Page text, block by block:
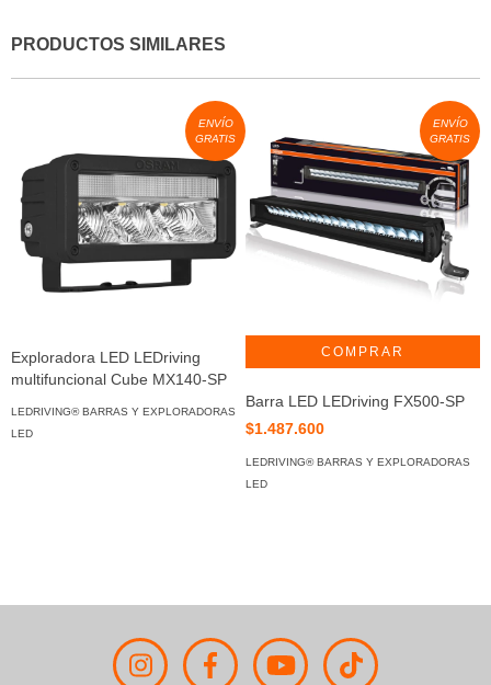
PRODUCTOS SIMILARES
ENVÍO
GRATIS
Exploradora LED LEDriving
multifuncional Cube MX140-SP
LEDRIVING® BARRAS Y EXPLORADORAS
LED
ENVÍO
GRATIS
Barra LED LEDriving FX500-SP
$1.487.600
LEDRIVING® BARRAS Y EXPLORADORAS
LED